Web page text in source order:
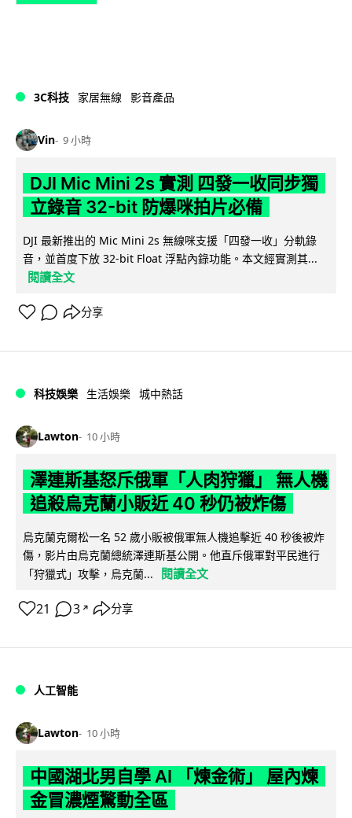
3C科技 家居無線 影音產品
Vin 9 小時
DJI Mic Mini 2s 實測 四發一收同步獨
立錄音 32-bit 防爆咪拍片必備
DJI 最新推出的 Mic Mini 2s 無線咪支援「四發一收」分軌錄
音，並首度下放 32-bit Float 浮點內錄功能。本文經實測其...
閱讀全文
分享
科技娛樂 生活娛樂 城中熱話
Lawton 10 小時
澤連斯基怒斥俄軍「人肉狩獵」 無人機
追殺烏克蘭小販近 40 秒仍被炸傷
烏克蘭克爾松一名 52 歲小販被俄軍無人機追擊近 40 秒後被炸
傷，影片由烏克蘭總統澤連斯基公開。他直斥俄軍對平民進行
「狩獵式」攻擊，烏克蘭...
閱讀全文
21 3 ↗ 分享
人工智能
Lawton 10 小時
中國湖北男自學 AI 「煉金術」 屋內煉
金冒濃煙驚動全區